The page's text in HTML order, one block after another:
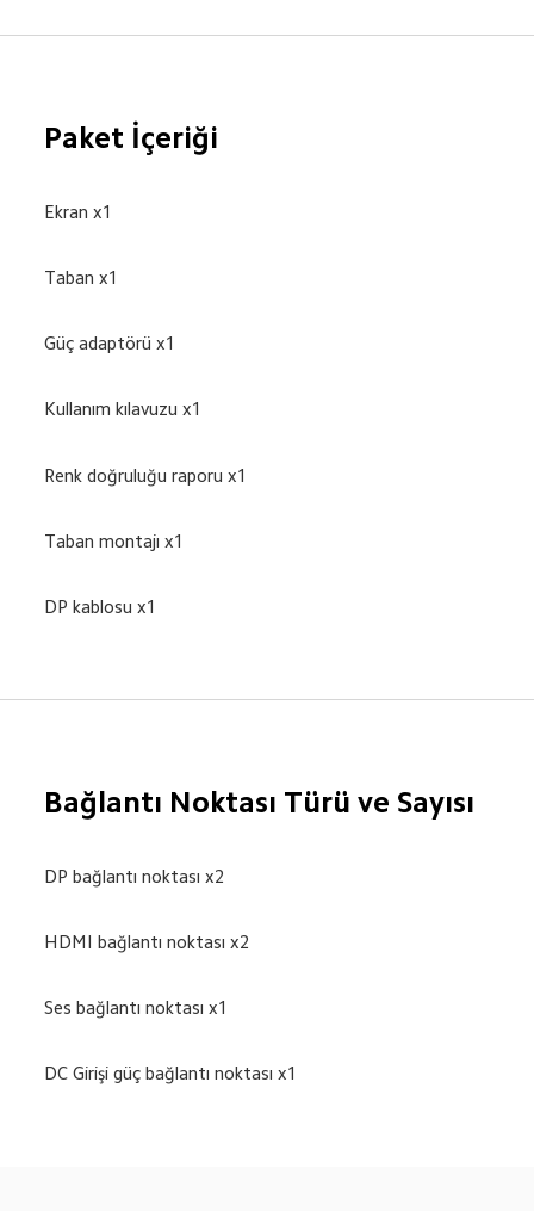
Paket İçeriği
Ekran x1
Taban x1
Güç adaptörü x1
Kullanım kılavuzu x1
Renk doğruluğu raporu x1
Taban montajı x1
DP kablosu x1
Bağlantı Noktası Türü ve Sayısı
DP bağlantı noktası x2
HDMI bağlantı noktası x2
Ses bağlantı noktası x1
DC Girişi güç bağlantı noktası x1